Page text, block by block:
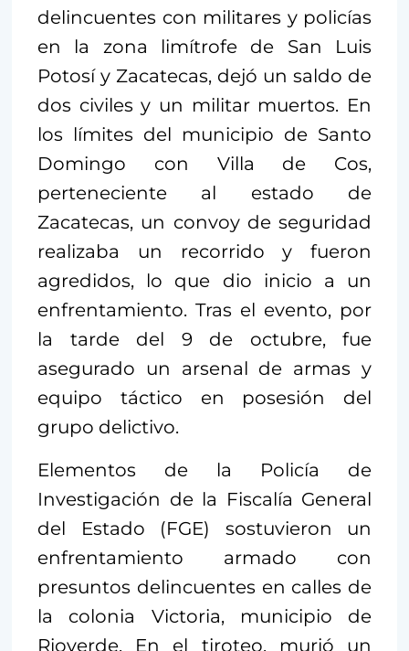
delincuentes con militares y policías
en la zona limítrofe de San Luis
Potosí y Zacatecas, dejó un saldo de
dos civiles y un militar muertos. En
los límites del municipio de Santo
Domingo con Villa de Cos,
perteneciente al estado de
Zacatecas, un convoy de seguridad
realizaba un recorrido y fueron
agredidos, lo que dio inicio a un
enfrentamiento. Tras el evento, por
la tarde del 9 de octubre, fue
asegurado un arsenal de armas y
equipo táctico en posesión del
grupo delictivo.
Elementos de la Policía de
Investigación de la Fiscalía General
del Estado (FGE) sostuvieron un
enfrentamiento armado con
presuntos delincuentes en calles de
la colonia Victoria, municipio de
Rioverde. En el tiroteo, murió un